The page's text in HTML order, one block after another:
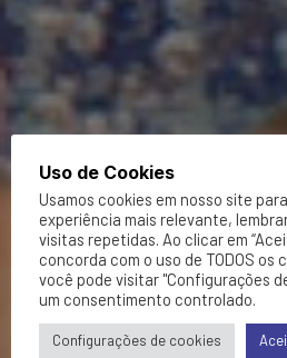
Uso de Cookies
Usamos cookies em nosso site
experiência mais relevante,
visitas repetidas. Ao clicar em
concorda com o uso de TODOS os
você pode visitar "Configurações
um consentimento controlado.
Configurações de cookies